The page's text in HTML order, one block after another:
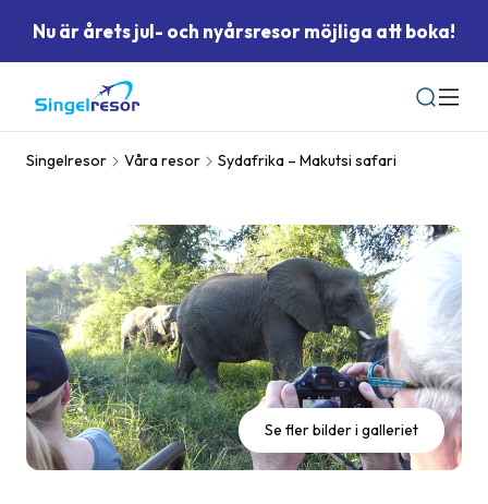
Nu är årets jul- och nyårsresor möjliga att boka!
Sök
Singelresor Våra resor Sydafrika – Makutsi safari
Se fler bilder i galleriet